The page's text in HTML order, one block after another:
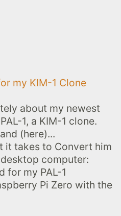
my KIM-1 Clone
about my newest
1, a KIM-1 clone.
(here)...
it takes to Convert him
computer:
for my PAL-1
Pi Zero with the